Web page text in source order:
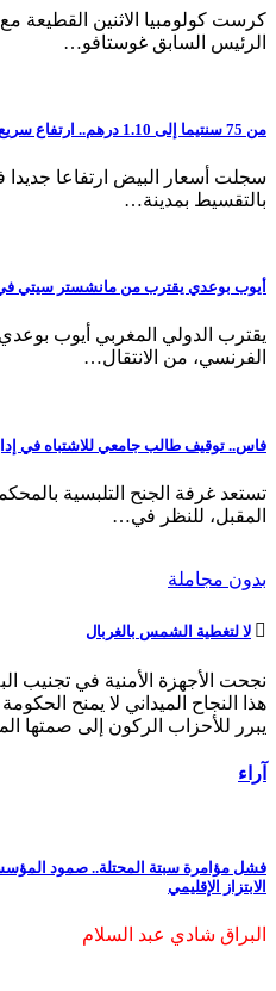
كرست كولومبيا الاثنين القطيعة
الرئيس السابق غوستافو…
من 75 سنتيما إلى 1.10 درهم.. ارتفاع سريع في أسعار البيض
سجلت أسعار البيض ارتفاعا
بالتقسيط بمدينة…
أيوب بوعدي يقترب من مانشستر سيتي في صفقة قد
يقترب الدولي المغربي أيوب
الفرنسي، من الانتقال…
فاس.. توقيف طالب جامعي للاشتباه في
تستعد غرفة الجنح التلبسية
المقبل، للنظر في…
بدون مجاملة
لا لتغطية الشمس بالغربال
نجحت الأجهزة الأمنية في تجنيب
هذا النجاح الميداني لا يمنح
يبرر للأحزاب الركون إلى صمتها
آراء
فشل مؤامرة سبتة المحتلة.. صمود
الابتزاز الإقليمي
البراق شادي عبد السلام